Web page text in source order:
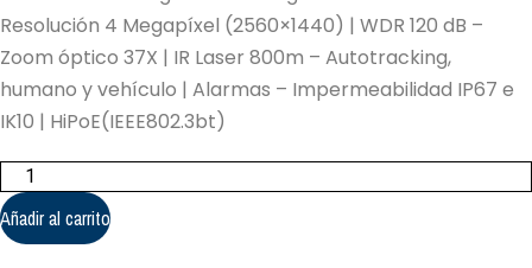
Resolución 4 Megapíxel (2560×1440) | WDR 120 dB –
Zoom óptico 37X | IR Laser 800m – Autotracking,
humano y vehículo | Alarmas – Impermeabilidad IP67 e
IK10 | HiPoE(IEEE802.3bt)
Safire
Smart
-
Cámara
PTZ
Añadir al carrito